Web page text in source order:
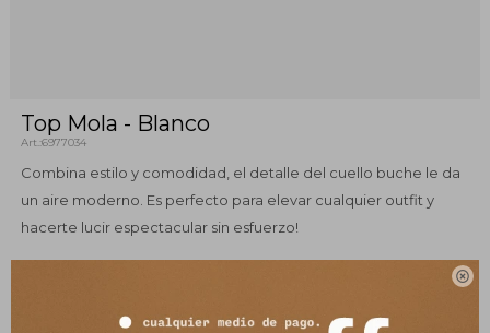

Top Mola - Blanco
6977034
Combina estilo y comodidad, el detalle del cuello buche le da
un aire moderno. Es perfecto para elevar cualquier outfit y
hacerte lucir espectacular sin esfuerzo!